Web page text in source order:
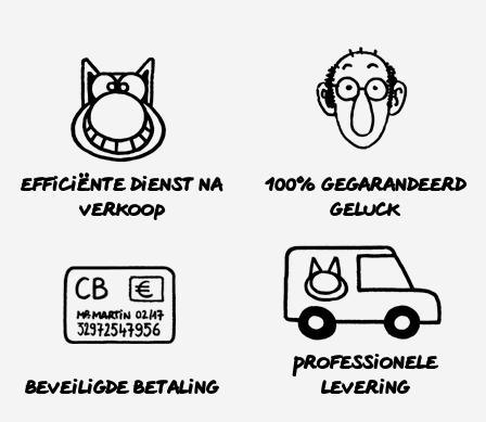
Efficiënte dienst na
verkoop
100% Gegarandeerd
Geluck
Beveiligde betaling
Professionele
levering